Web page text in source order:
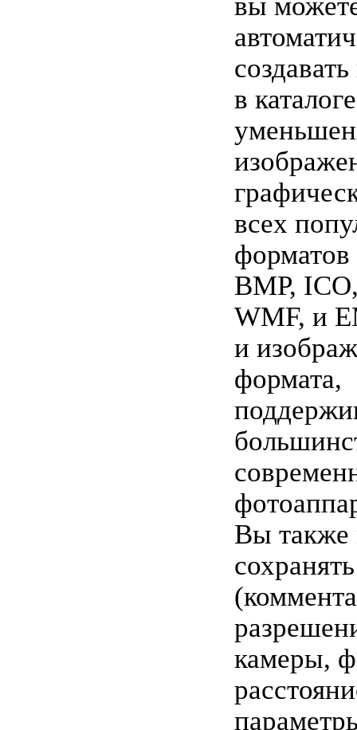
в каталоге
всех
форматов
BMP,
WMF, и
и
формата,
Вы также
камеры,